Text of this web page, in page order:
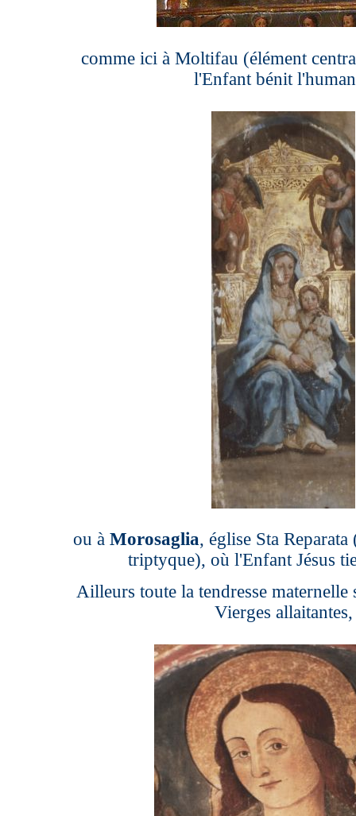
comme ici à Moltifau (élément
l'Enfant bénit
ou à Morosaglia, église Sta
triptyque), où l'Enfant Jésus
Ailleurs toute la tendresse maternelle
Vierges allaitantes,